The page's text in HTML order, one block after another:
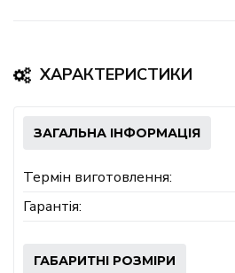
ХАРАКТЕРИСТИКИ
ЗАГАЛЬНА ІНФОРМАЦІЯ
Термін виготовлення:
Гарантія:
ГАБАРИТНІ РОЗМІРИ